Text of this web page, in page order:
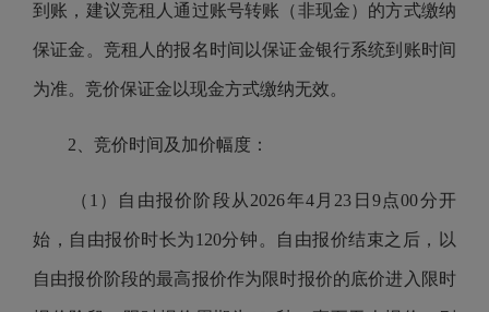
到账，建议竞租人通过账号转账（非现金）的方式缴纳
保证金。竞租人的报名时间以保证金银行系统到账时间
为准。竞价保证金以现金方式缴纳无效。
2、竞价时间及加价幅度：
（1）自由报价阶段从2026年4月23日9点00分开
始，自由报价时长为120分钟。自由报价结束之后，以
自由报价阶段的最高报价作为限时报价的底价进入限时